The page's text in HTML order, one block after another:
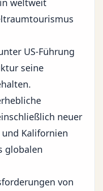
weltweit
US-Führung
seine
neuer
Kalifornien
globalen
von